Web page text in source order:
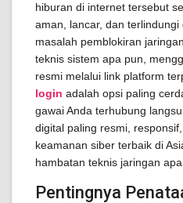
hiburan di internet tersebut
aman, lancar, dan
masalah pemblokiran
teknis sistem apa pun,
resmi melalui link platform
login adalah opsi paling
gawai Anda terhubung
digital paling resmi,
keamanan siber terbaik di
hambatan teknis jaringan apa
Pentingnya